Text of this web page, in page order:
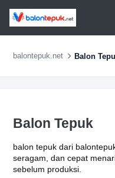
balontepuk.net Balon
Balon Tepuk
balon tepuk dari
seragam, dan cepat
sebelum produksi.